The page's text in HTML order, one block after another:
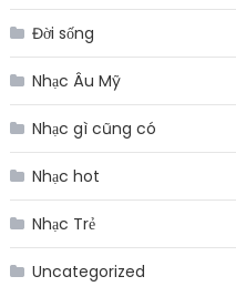
Đời sống
Nhạc Âu Mỹ
Nhạc gì cũng có
Nhạc hot
Nhạc Trẻ
Uncategorized